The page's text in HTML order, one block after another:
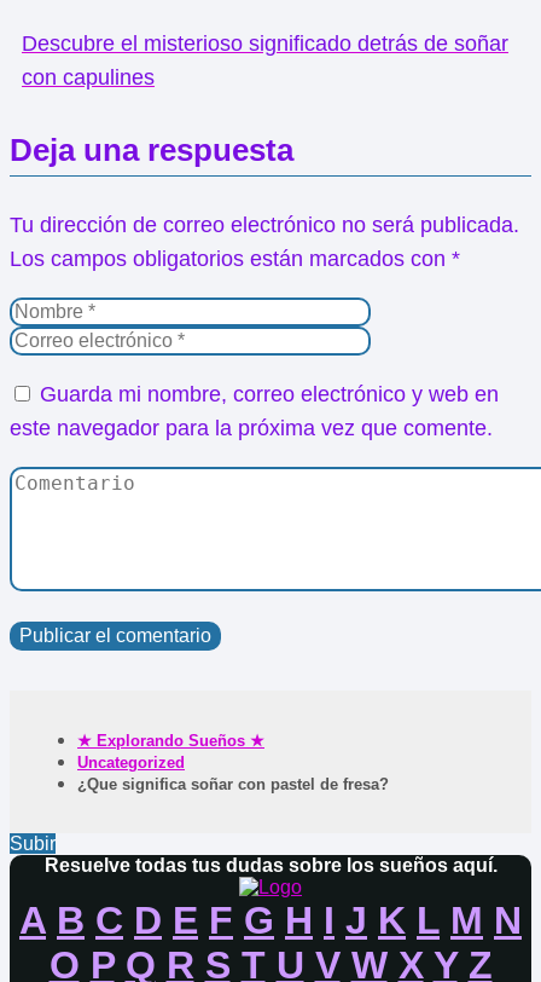
Descubre el misterioso significado detrás de soñar
con capulines
Deja una respuesta
Tu dirección de correo electrónico no será publicada.
Los campos obligatorios están marcados con *
Guarda mi nombre, correo electrónico y web en
este navegador para la próxima vez que comente.
★ Explorando Sueños ★
Uncategorized
¿Que significa soñar con pastel de fresa?
Subir
Resuelve todas tus dudas sobre los sueños aquí.
A B C D E F G H I J K L M N
O P Q R S T U V W X Y Z